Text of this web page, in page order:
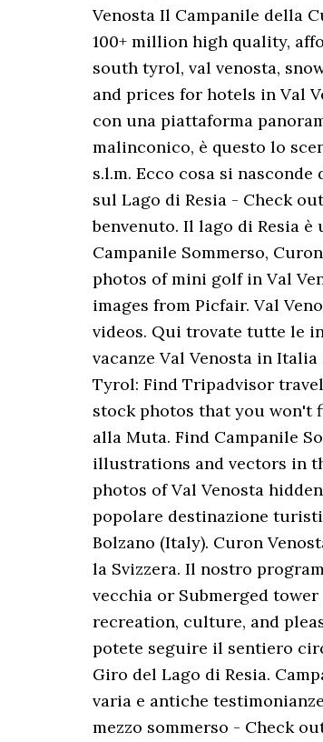
Venosta Il Campanile della
100+ million high quality,
south tyrol, val venosta,
and prices for hotels in Val
con una piattaforma
malinconico, è questo lo
s.l.m. Ecco cosa si
sul Lago di Resia - Check
benvenuto. Il lago di Resia
Campanile Sommerso,
photos of mini golf in Val
images from Picfair. Val
videos. Qui trovate tutte le
vacanze Val Venosta in
Tyrol: Find Tripadvisor
stock photos that you won't
alla Muta. Find Campanile
illustrations and vectors in
photos of Val Venosta
popolare destinazione
Bolzano (Italy). Curon
la Svizzera. Il nostro
vecchia or Submerged
recreation, culture, and
potete seguire il sentiero
Giro del Lago di Resia.
varia e antiche
mezzo sommerso - Check